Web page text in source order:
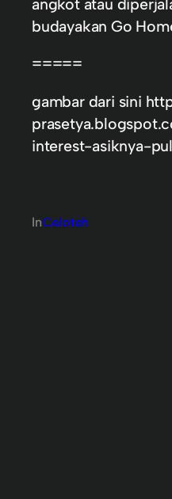
budayakan Go
=====
gambar dari sini
interest-asiknya-
InCeloteh